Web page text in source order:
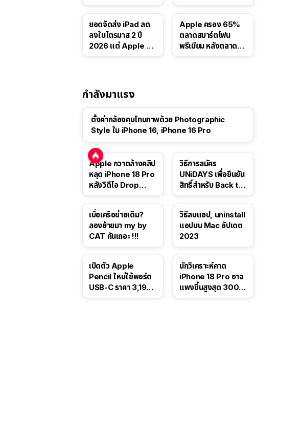
ยอดจัดส่ง iPad ลด
ลงในไตรมาส 2 ปี
2026 แต่ Apple ยัง
Apple ครอง 65%
ตลาดสมาร์ตโฟน
พรีเมียม หลังตลาดทำ
กำลังมาแรง
ตั้งค่ากล้องคุมโทนภาพด้วย Photographic
Style ใน iPhone 16, iPhone 16 Pro
Apple กวาดล้างคลิป
หลุด iPhone 18 Pro
หลังวิดีโอ Drop
วิธีการสมัคร
UNiDAYS เพื่อยืนยัน
สิทธิ์สำหรับ Back to
เบื่อเครือข่ายเดิม?
ลองย้ายมา my by
CAT กันเถอะ !!!
วิธีลบแอป, uninstall
แอปบน Mac อัปเดต
2023
เปิดตัว Apple
Pencil ใหม่ใช้พอร์ต
USB-C ราคา 3,190
นักวิเคราะห์คาด
iPhone 18 Pro อาจ
แพงขึ้นสูงสุด 300